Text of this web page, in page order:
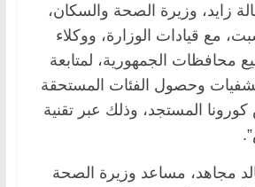
زايد، وزيرة الصحة والسكان،
مع قيادات الوزارة، ووكلاء
محافظات الجمهورية، لمتابعة
وحصول الفئات المستحقة
المستجد، وذلك عبر تقنية
مجاهد، مساعد وزيرة الصحة